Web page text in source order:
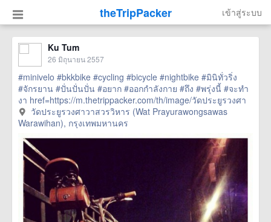
theTripPacker เข้าสู่ระบบ
Ku Tum
26 มิถุนายน 2557
#minivelo #bkkbike #cycling #bicycle #nightbike #มินิทั่วริ่ง
#จักรยาน #ปั่นปั่นปั่น #อยาก #ออกกำลังกาย #ถึง #พรุ่งนี้ #จะทำ
งา href=https://m.thetrippacker.com/th/image/วัดประยูรวงศา
วาสวรวิหารWatPrayurawongsawasWarawihan/108915>
more
วัดประยูรวงศาวาสวรวิหาร (Wat Prayurawongsawas
Warawihan), กรุงเทพมหานคร